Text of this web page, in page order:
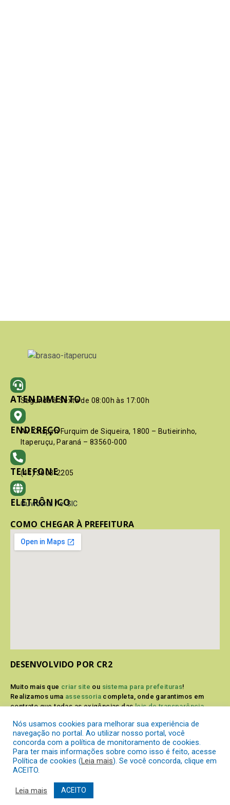
ATENDIMENTO
Segunda à Sexta de 08:00h às 17:00h
ENDEREÇO
Av. Crispim Furquim de Siqueira, 1800 – Butieirinho,
Itaperuçu, Paraná – 83560-000
TELEFONE
(41) 3603-2205
ELETRÔNICO
Ouvidoria / e-SIC
COMO CHEGAR À PREFEITURA
DESENVOLVIDO POR CR2
Muito mais que criar site ou sistema para prefeituras!
Realizamos uma assessoria completa, onde garantimos em
contrato que todas as exigências dasleis de transparência
Conheça oPNTPe oRadar da Transparência Pública
Todos os direitos reservados a
Nós usamos cookies para melhorar sua experiência de
navegação no portal. Ao utilizar nosso portal, você
concorda com a política de monitoramento de cookies.
Para ter mais informações sobre como isso é feito, acesse
Política de cookies (Leia mais). Se você concorda, clique em
ACEITO.
Leia mais ACEITO